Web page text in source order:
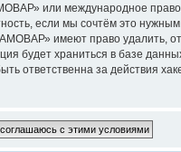
или международное
если мы сочтём это
имеют право удалить,
будет храниться в базе
за действия